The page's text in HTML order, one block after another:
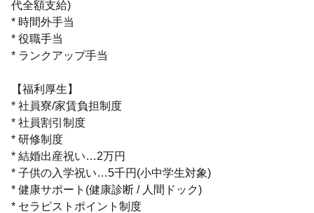
代全額支給)
* 時間外手当
* 役職手当
* ランクアップ手当
【福利厚生】
* 社員寮/家賃負担制度
* 社員割引制度
* 研修制度
* 結婚出産祝い…2万円
* 子供の入学祝い…5千円(小中学生対象)
* 健康サポート(健康診断 / 人間ドック)
* セラピストポイント制度